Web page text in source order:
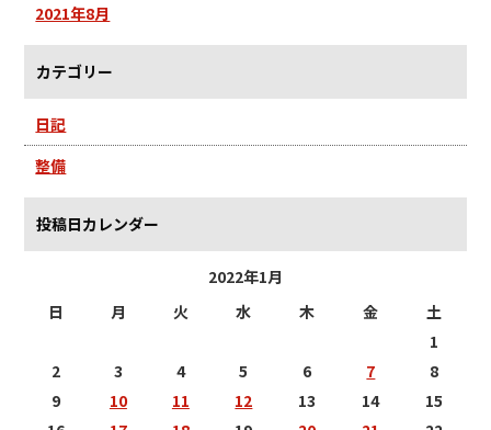
2021年8月
カテゴリー
日記
整備
投稿日カレンダー
2022年1月
日
月 火 水 木 金
土
1
2
3 4 5 6 7
8
9
10 11 12 13 14
15